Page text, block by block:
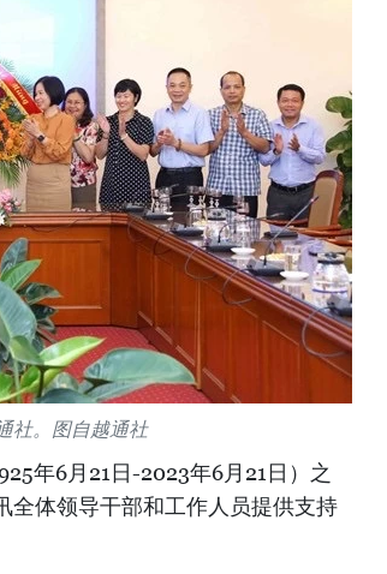
社。图自越通社
年6月21日-2023年6月21日）之
全体领导干部和工作人员提供支持